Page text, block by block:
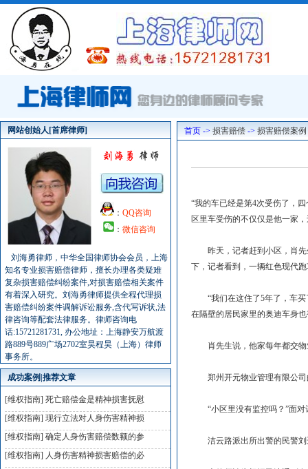
网站创始人[首席律师]
： QQ咨询
： 微信咨询
刘海勇律师，中华全国律师协会会员，上海
知名专业损害赔偿律师，擅长办理各类疑难
复杂损害赔偿纠纷案件,对损害赔偿相关案件
有着深入研究。刘海勇律师提供全程代理损
害赔偿纠纷案件调解诉讼服务,含代写诉状,法
律咨询等配套法律服务。律师咨询电
话:15721281731, 办公地址：上海静安万航渡
路889号889广场2702室昊程昊（上海）律师
事务所。
成功案例|推荐文章
[维权指南] 死亡赔偿金是精神损害抚慰
[维权指南] 现行立法对人身伤害精神损
[维权指南] 确定人身伤害赔偿数额的参
[维权指南] 人身伤害精神损害赔偿的必
首页 -> 损害赔偿 -> 损害赔偿案例
“我的车已经是第4次受伤了，
区里车受伤的不仅仅是他一家
昨天，记者赶到小区，肖先
下，记者看到，一辆红色现代
“我们在这住了5年了，车买
在隔壁的居民家里的奥迪车身
肖先生说，他家每年都交物
郑州开元物业管理有限公司
“小区里没有监控吗？”面对
洁云路派出所出警的民警刘